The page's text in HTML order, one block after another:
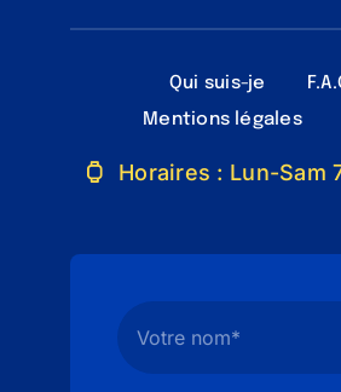
Qui suis-je
Mentions légales
Horaires : Lun-Sam